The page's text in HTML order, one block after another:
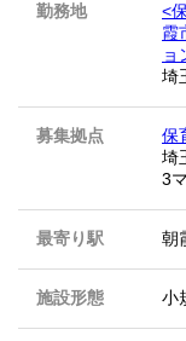
勤務地
<
霞
ョ
埼
募集拠点
保
埼
3
最寄り駅 朝
施設形態 小